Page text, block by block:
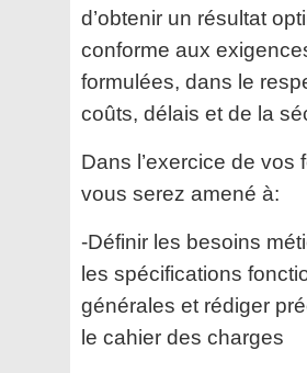
d’obtenir un résultat
conforme aux
formulées, dans le
coûts, délais et de la
Dans l’exercice de vos
vous serez amené à:
-Définir les besoins
les spécifications
générales et rédiger
le cahier des charges